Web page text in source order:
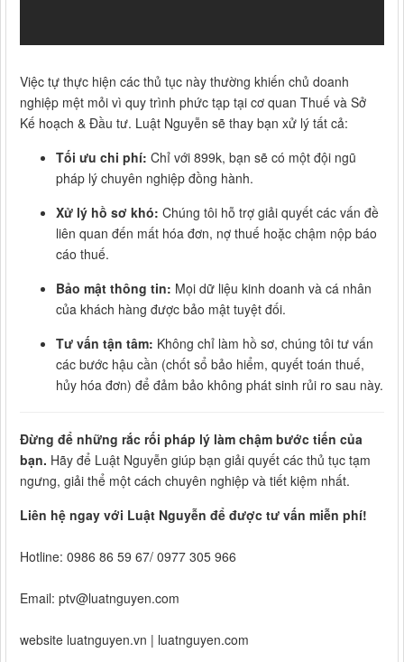
Việc tự thực hiện các thủ tục này thường khiến chủ doanh
nghiệp mệt mỏi vì quy trình phức tạp tại cơ quan Thuế và Sở
Kế hoạch & Đầu tư. Luật Nguyễn sẽ thay bạn xử lý tất cả:
Tối ưu chi phí: Chỉ với 899k, bạn sẽ có một đội ngũ
pháp lý chuyên nghiệp đồng hành.
Xử lý hồ sơ khó: Chúng tôi hỗ trợ giải quyết các vấn đề
liên quan đến mất hóa đơn, nợ thuế hoặc chậm nộp báo
cáo thuế.
Bảo mật thông tin: Mọi dữ liệu kinh doanh và cá nhân
của khách hàng được bảo mật tuyệt đối.
Tư vấn tận tâm: Không chỉ làm hồ sơ, chúng tôi tư vấn
các bước hậu cần (chốt sổ bảo hiểm, quyết toán thuế,
hủy hóa đơn) để đảm bảo không phát sinh rủi ro sau này.
Đừng để những rắc rối pháp lý làm chậm bước tiến của
bạn. Hãy để Luật Nguyễn giúp bạn giải quyết các thủ tục tạm
ngưng, giải thể một cách chuyên nghiệp và tiết kiệm nhất.
Liên hệ ngay với Luật Nguyễn để được tư vấn miễn phí!
Hotline: 0986 86 59 67/ 0977 305 966
Email: ptv@luatnguyen.com
website luatnguyen.vn | luatnguyen.com